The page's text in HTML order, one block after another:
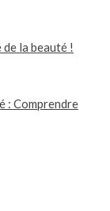
la beauté !
: Comprendre